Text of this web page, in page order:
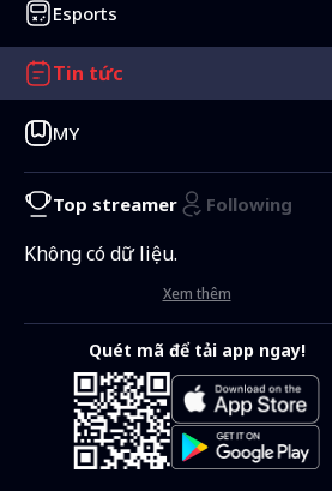
Esports
Tin tức
MY
Top streamer Following
Không có dữ liệu.
Xem thêm
Quét mã để tải app ngay!